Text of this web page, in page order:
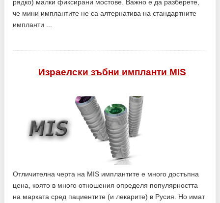
рядко) малки фиксирани мостове. Важно е да разберете,
че мини имплантите не са алтернатива на стандартните
импланти ...
Израелски зъбни импланти MIS
Отличителна черта на MIS имплантите е много достъпна
цена, която в много отношения определя популярността
на марката сред пациентите (и лекарите) в Русия. Но имат